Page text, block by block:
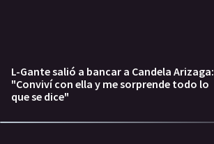
L-Gante salió a bancar a Candela Arizaga:
"Conviví con ella y me sorprende todo lo
que se dice"